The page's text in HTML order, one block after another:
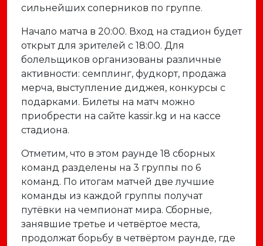
сильнейших соперников по группе.
Начало матча в 20:00. Вход на стадион будет
открыт для зрителей с 18:00. Для
болельщиков организованы различные
активности: семплинг, фудкорт, продажа
мерча, выступление диджея, конкурсы с
подарками. Билеты на матч можно
приобрести на сайте kassir.kg и на кассе
стадиона.
Отметим, что в этом раунде 18 сборных
команд разделены на 3 группы по 6
команд. По итогам матчей две лучшие
команды из каждой группы получат
путёвки на чемпионат мира. Сборные,
занявшие третье и четвёртое места,
продолжат борьбу в четвёртом раунде, где